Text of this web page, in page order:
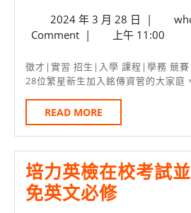
一
階
榜
歡
迎
2024 年 3 月 28 日 2024
年
月
28
|
Comment | 上午 11:00
徵才|實習 招生|入學 課程|學務 競賽|徵選 活動|故事 歡迎
28位繁星新生加入銘傳資管的大家
READ MORE
MORE
培力英檢在校考試
免英文必修培